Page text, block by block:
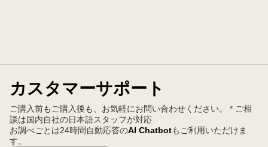
カスタマーサポート
ご購入前もご購入後も、お気軽にお問い合わせください。 * ご相
談は国内自社の日本語スタッフが対応
お調べごとは24時間自動応答のAI Chatbotもご利用いただけま
す。